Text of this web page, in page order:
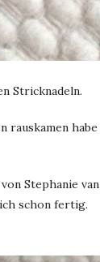
Stricknadeln.
rauskamen habe
Stephanie van
schon fertig.